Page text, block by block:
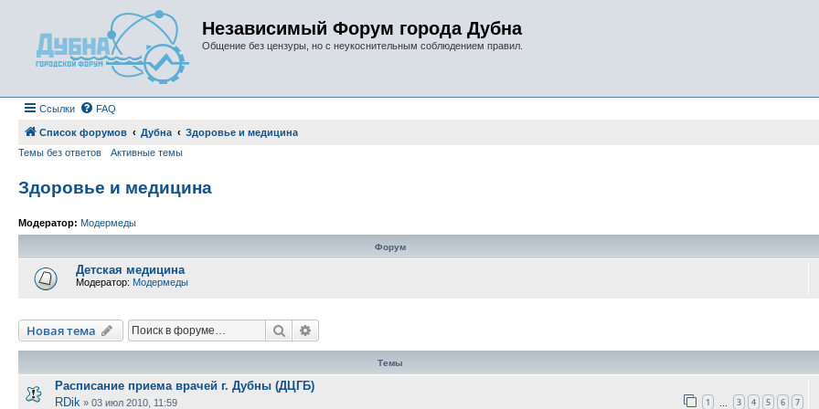
Независимый Форум города Дубна
Общение без цензуры, но с неукоснительным соблюдением правил.
Ссылки FAQ
Список форумов Дубна
Здоровье и медицина
Темы без ответов
Активные темы
Здоровье и медицина
Модератор: Модермеды
Форум
Детская медицина
Модератор: Модермеды
Новая тема Поиск
Темы
Расписание приема врачей г. Дубны (ДЦГБ)
RDik » 03 июл 2010, 11:59 1 3 4 5 6 7